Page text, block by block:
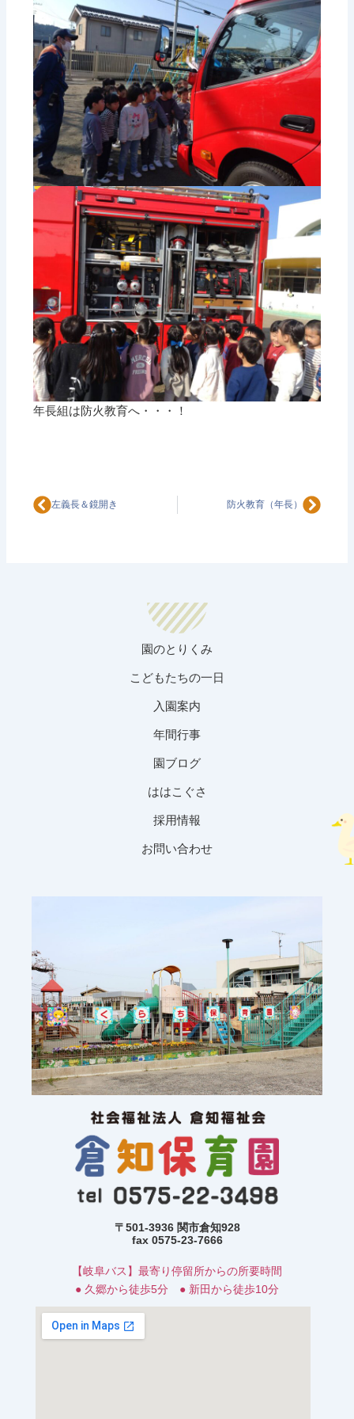
年長組は防火教育へ・・・！
Prev左義長＆鏡開き 防火教育（年長） Next
園のとりくみ
こどもたちの一日
入園案内
年間行事
園ブログ
ははこぐさ
採用情報
お問い合わせ
〒501-3936 関市倉知928
fax 0575-23-7666
【岐阜バス】最寄り停留所からの所要時間
● 久郷から徒歩5分 ● 新田から徒歩10分